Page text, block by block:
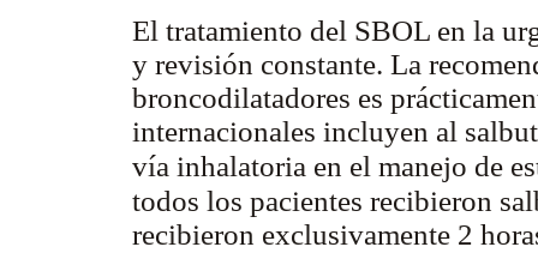
El tratamiento del SBOL en la
y revisión constante. La
broncodilatadores es
internacionales incluyen al
vía inhalatoria en el manejo de
todos los pacientes recibieron
recibieron exclusivamente 2